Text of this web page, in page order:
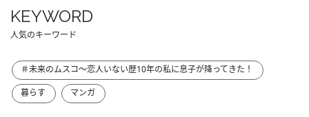
KEYWORD
人気のキーワード
＃未来のムスコ～恋人いない歴10年の私に息子が降ってきた！
暮らす
マンガ